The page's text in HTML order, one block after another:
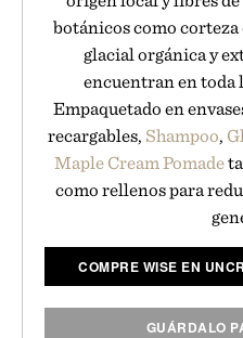
botánicos como
glacial orgánica y
encuentran en toda
Empaquetado en
recargables, Shampoo,
Maple Cream Pomade
como rellenos para
COMPRE WISE EN
GUÁRDALO